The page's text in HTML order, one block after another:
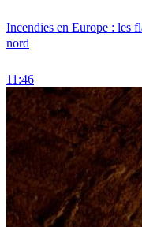
Incendies en Europe : les
nord
11:46